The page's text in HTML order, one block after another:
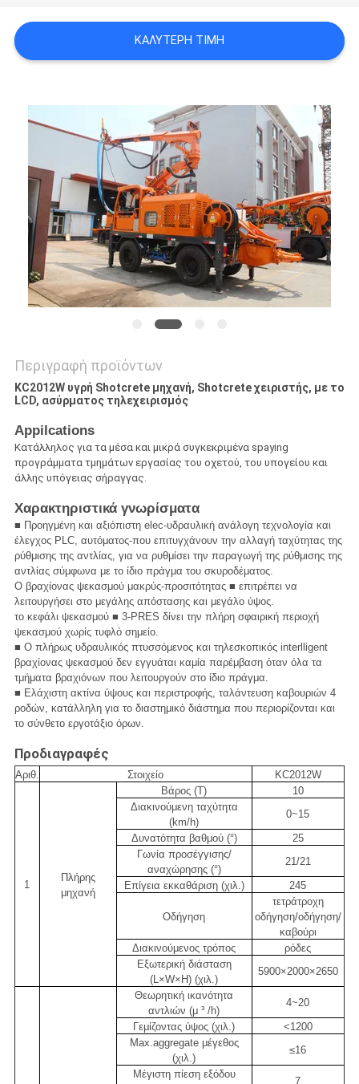
SITEMAP
POLICY
ΚΑΛΎΤΕΡΗ ΤΙΜΉ
Περιγραφή προϊόντων
KC2012W υγρή Shotcrete μηχανή, Shotcrete χειριστής, με το
LCD, ασύρματος τηλεχειρισμός
Appilcations
Κατάλληλος για τα μέσα και μικρά συγκεκριμένα spaying
προγράμματα τμημάτων εργασίας του οχετού, του υπογείου και
άλλης υπόγειας σήραγγας.
Χαρακτηριστικά γνωρίσματα
■ Προηγμένη και αξιόπιστη elec-υδραυλική ανάλογη τεχνολογία και
έλεγχος PLC, αυτόματος-που επιτυγχάνουν την αλλαγή ταχύτητας της
ρύθμισης της αντλίας, για να ρυθμίσει την παραγωγή της ρύθμισης της
αντλίας σύμφωνα με το ίδιο πράγμα του σκυροδέματος.
Ο βραχίονας ψεκασμού μακρύς-προσιτότητας ■ επιτρέπει να
λειτουργήσει στο μεγάλης απόστασης και μεγάλο ύψος.
το κεφάλι ψεκασμού ■ 3-PRES δίνει την πλήρη σφαιρική περιοχή
ψεκασμού χωρίς τυφλό σημείο.
■ Ο πλήρως υδραυλικός πτυσσόμενος και τηλεσκοπικός interlligent
βραχίονας ψεκασμού δεν εγγυάται καμία παρέμβαση όταν όλα τα
τμήματα βραχιόνων που λειτουργούν στο ίδιο πράγμα.
■ Ελάχιστη ακτίνα ύψους και περιστροφής, ταλάντευση καβουριών 4
ροδών, κατάλληλη για το διαστημικό διάστημα που περιορίζονται και
το σύνθετο εργοτάξιο όρων.
Προδιαγραφές
Αριθ. Στοιχείο KC2012W
1
Πλήρης
μηχανή
Βάρος (Τ)
10
Διακινούμενη ταχύτητα
(km/h)
0~15
Δυνατότητα βαθμού (°)
25
Γωνία προσέγγισης/
αναχώρησης (°)
21/21
Επίγεια εκκαθάριση (χιλ.)
245
Οδήγηση
τετράτροχη
οδήγηση/οδήγηση/
καβούρι
Διακινούμενος τρόπος
ρόδες
Εξωτερική διάσταση
(L×W×H) (χιλ.)
5900×2000×2650
Θεωρητική ικανότητα
αντλιών (μ ³ /h)
4~20
Γεμίζοντας ύψος (χιλ.)
<1200
Max.aggregate μέγεθος
(χιλ.)
≤16
Μέγιστη πίεση εξόδου
7